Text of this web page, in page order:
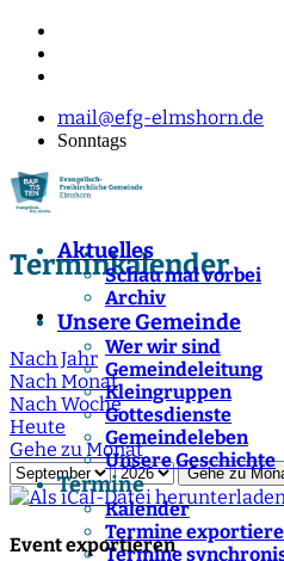
mail@efg-elmshorn.de
Sonntags
Aktuelles
Schau mal vorbei
Archiv
Unsere Gemeinde
Wer wir sind
Gemeindeleitung
Kleingruppen
Gottesdienste
Gemeindeleben
Unsere Geschichte
Termine
Kalender
Termine
Termine
Terminkalender
Nach Jahr
Nach Monat
Nach Woche
Heute
Gehe zu Monat
Gehe zu
Event exportieren